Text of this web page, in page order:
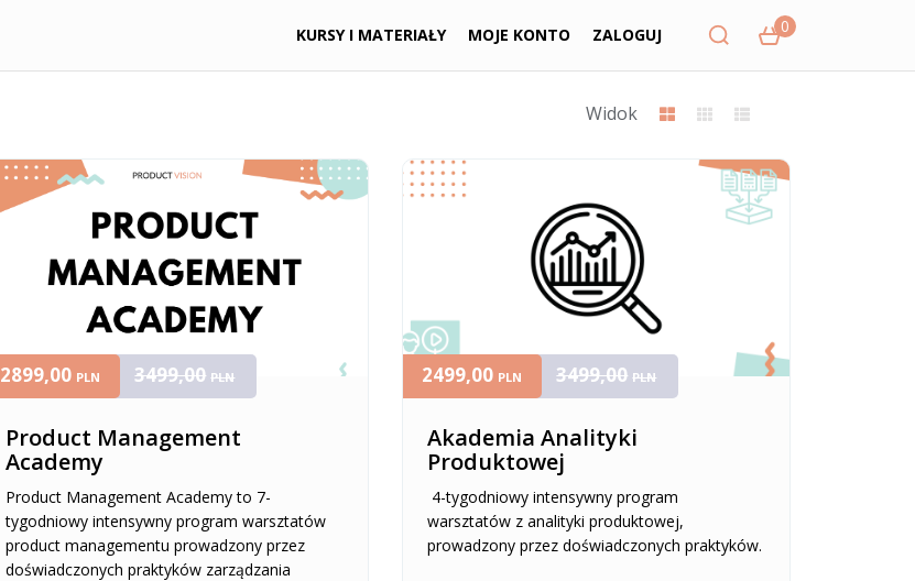
KURSY I MATERIAŁY MOJE KONTO ZALOGUJ 0
Widok
Product Management
Academy
Product Management Academy to 7-
tygodniowy intensywny program warsztatów
product managementu prowadzony przez
doświadczonych praktyków zarządzania
2899,00 PLN 3499,00 PLN
Akademia Analityki
Produktowej
4-tygodniowy intensywny program
warsztatów z analityki produktowej,
prowadzony przez doświadczonych praktyków.
2499,00 PLN 3499,00 PLN